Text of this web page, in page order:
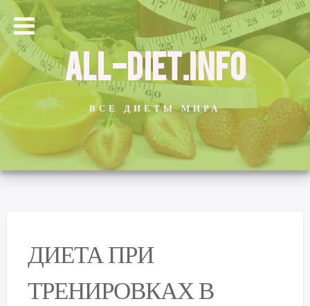
ALL-DIET.INFO
ВСЕ ДИЕТЫ МИРА
ДИЕТА ПРИ
ТРЕНИРОВКАХ В